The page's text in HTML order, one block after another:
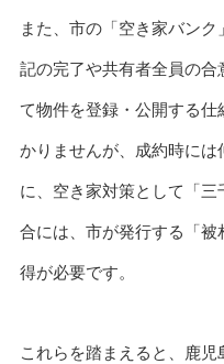
また、市の「空き家バン
記の完了や共有者全員の合
て物件を登録・公開する
かりませんが、成約時には
に、空き家対策として「
合には、市が発行する「被
得が必要です。
これらを踏まえると、鹿